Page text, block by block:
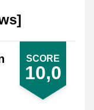
SCORE
10,0